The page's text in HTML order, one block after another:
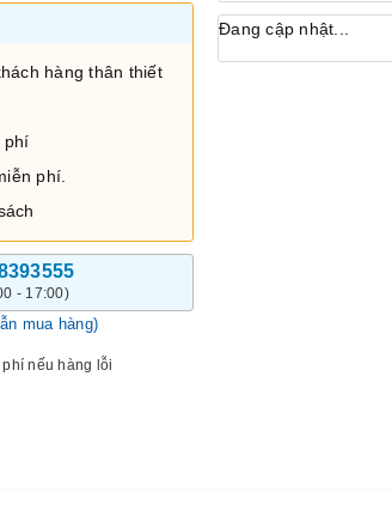
hàng thân thiết
phí
phí.
- 17:00)
mua hàng)
nếu hàng lỗi
Đang cập nhật...